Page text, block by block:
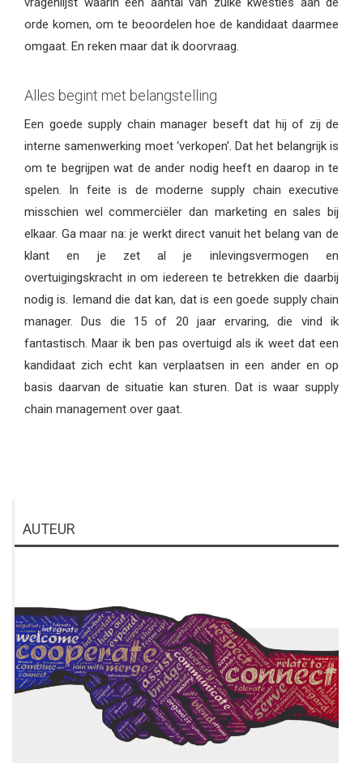
orde komen, om te beoordelen hoe de kandidaat daarmee
omgaat. En reken maar dat ik doorvraag.
Alles begint met belangstelling
Een goede supply chain manager beseft dat hij of zij de
interne samenwerking moet ‘verkopen’. Dat het belangrijk is
om te begrijpen wat de ander nodig heeft en daarop in te
spelen. In feite is de moderne supply chain executive
misschien wel commerciëler dan marketing en sales bij
elkaar. Ga maar na: je werkt direct vanuit het belang van de
klant en je zet al je inlevingsvermogen en
overtuigingskracht in om iedereen te betrekken die daarbij
nodig is. Iemand die dat kan, dat is een goede supply chain
manager. Dus die 15 of 20 jaar ervaring, die vind ik
fantastisch. Maar ik ben pas overtuigd als ik weet dat een
kandidaat zich echt kan verplaatsen in een ander en op
basis daarvan de situatie kan sturen. Dat is waar supply
chain management over gaat.
AUTEUR